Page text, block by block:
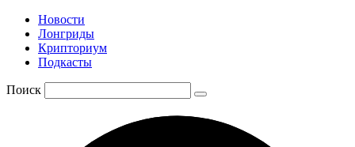
Новости
Лонгриды
Крипториум
Подкасты
Поиск